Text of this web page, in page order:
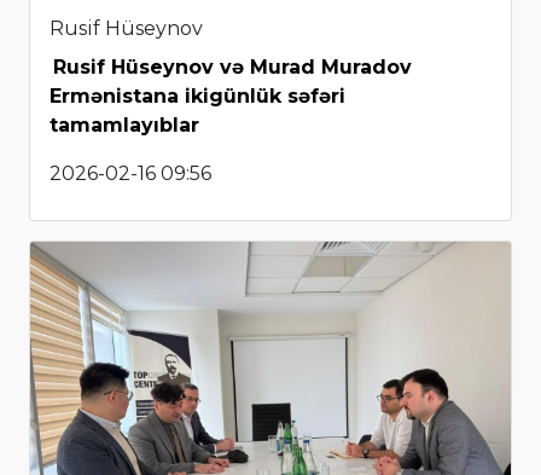
Rusif Hüseynov
Rusif Hüseynov və Murad Muradov
Ermənistana ikigünlük səfəri
tamamlayıblar
2026-02-16 09:56